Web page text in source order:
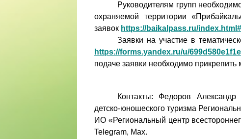
Руководителям групп
охраняемой территории
заявок https://baikalpass.ru/
Заявки на участие в
https://forms.yandex.ru/u/
подаче заявки необходимо прикрепить
Контакты: Федоров Александр
детско-юношеского туризма
ИО «Региональный центр
Telegram, Max.